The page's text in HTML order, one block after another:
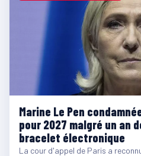
Marine Le Pen
pour 2027 malgré un an
bracelet électronique
La cour d'appel de Paris a